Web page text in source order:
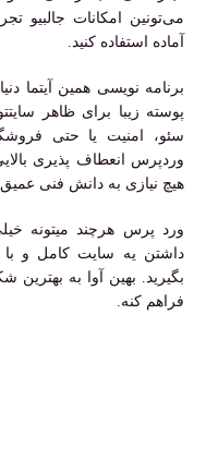
آماده استفاده کنید.
برنامه نویسی همین آیتما
پوسته زیبا برای ظاهر
سئو، امنیت یا حتی
وردپرس انعطاف پذیری
هیچ نیازی به دانش فنی عمیق
ورد پرس هرچند میتونه
داشتن یه سایت کامل و
بگیرید. بهین آوا به بهترین
فراهم کنه.